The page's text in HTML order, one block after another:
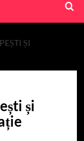
ȘI
și